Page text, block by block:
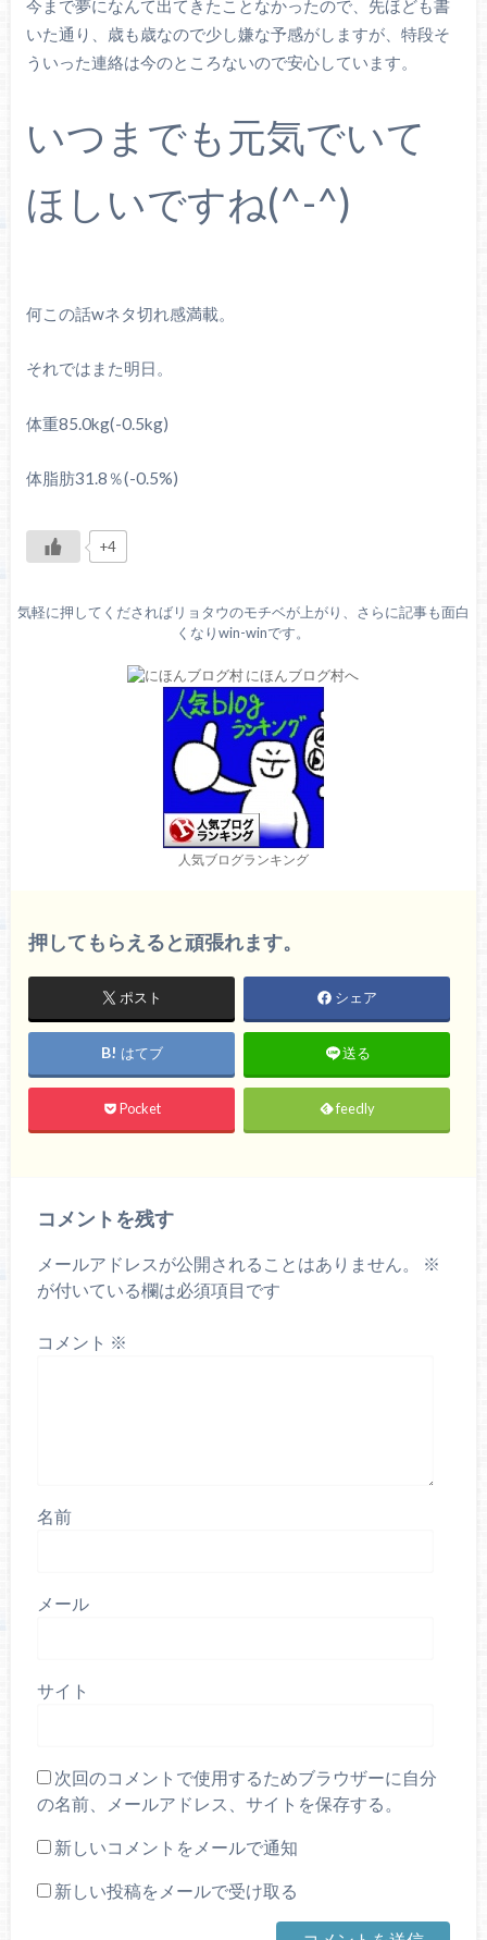
今まで夢になんて出てきたことなかったので、先ほども書
いた通り、歳も歳なので少し嫌な予感がしますが、特段そ
ういった連絡は今のところないので安心しています。
いつまでも元気でいて
ほしいですね(^-^)
何この話wネタ切れ感満載。
それではまた明日。
体重85.0kg(-0.5kg)
体脂肪31.8％(-0.5%)
+4
気軽に押してくださればリョタウのモチベが上がり、さらに記事も面白
くなりwin-winです。
人気ブログランキング
押してもらえると頑張れます。
ポスト シェア
はてブ 送る
Pocket feedly
コメントを残す
メールアドレスが公開されることはありません。
※
が付いている欄は必須項目です
コメント ※
名前
メール
サイト
次回のコメントで使用するためブラウザーに自分
の名前、メールアドレス、サイトを保存する。
新しいコメントをメールで通知
新しい投稿をメールで受け取る